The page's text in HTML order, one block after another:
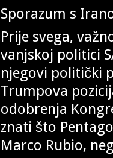
Sporazum s
Prije svega,
vanjskoj politici
njegovi politički
Trumpova
odobrenja
znati što
Marco Rubio,